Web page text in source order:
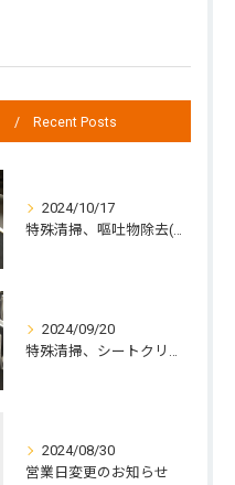
Recent Posts
2024/10/17
特殊清掃、嘔吐物除去(中標津町の方よりご依頼)
2024/09/20
特殊清掃、シートクリーニング、ジュース除去
2024/08/30
営業日変更のお知らせ